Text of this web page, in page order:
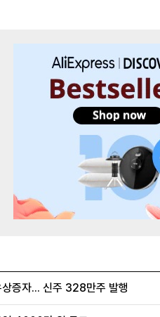
증자... 신주 328만주 발행